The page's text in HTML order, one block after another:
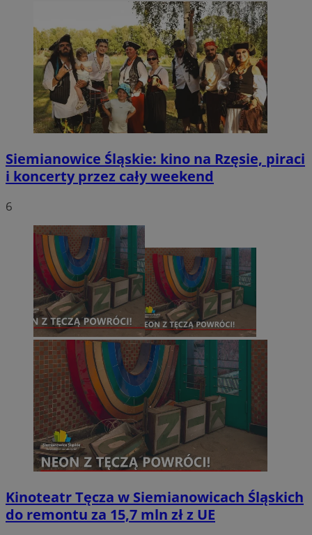
Siemianowice Śląskie: kino na Rzęsie, piraci
i koncerty przez cały weekend
6
Kinoteatr Tęcza w Siemianowicach Śląskich
do remontu za 15,7 mln zł z UE